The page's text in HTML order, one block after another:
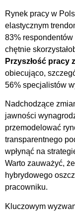
Rynek pracy w
elastycznym
83%
chętnie
Przyszłość pracy
obiecująco,
56% specjalistów
Nadchodzące
jawności
przemodelować
transparentnego
wpłynąć na
Warto zauważyć,
hybrydowego
pracowniku.
Kluczowym